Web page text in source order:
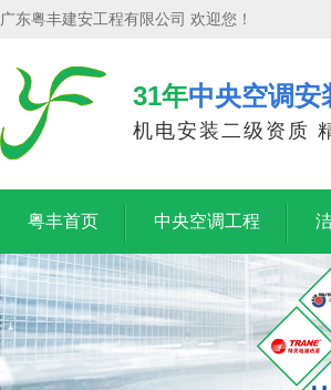
广东粤丰建安工程有限公司 欢迎您！
31年中央空调安
机电安装二级资质
粤丰首页 中央空调工程